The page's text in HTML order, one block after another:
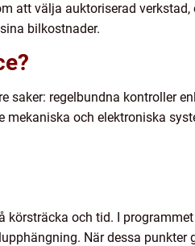
att välja auktoriserad
bilkostnader.
saker: regelbundna kontroller
och elektroniska
körsträcka och tid. I
När dessa